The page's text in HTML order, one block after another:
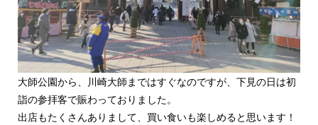
大師公園から、川崎大師まではすぐなのですが、下見の日は初
詣の参拝客で賑わっておりました。
出店もたくさんありまして、買い食いも楽しめると思います！